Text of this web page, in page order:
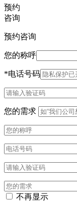
预约
咨询
预约咨询
您的称呼
*电话号码
您的需求
不再显示